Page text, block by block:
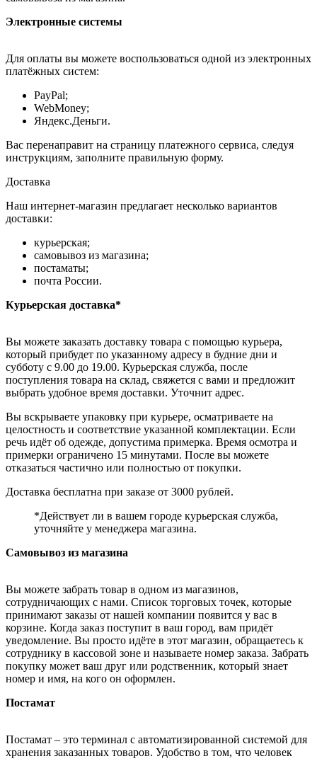
Электронные системы
Для оплаты вы можете воспользоваться одной из электронных
платёжных систем:
PayPal;
WebMoney;
Яндекс.Деньги.
Вас перенаправит на страницу платежного сервиса, следуя
инструкциям, заполните правильную форму.
Доставка
Наш интернет-магазин предлагает несколько вариантов
доставки:
курьерская;
самовывоз из магазина;
постаматы;
почта России.
Курьерская доставка*
Вы можете заказать доставку товара с помощью курьера,
который прибудет по указанному адресу в будние дни и
субботу с 9.00 до 19.00. Курьерская служба, после
поступления товара на склад, свяжется с вами и предложит
выбрать удобное время доставки. Уточнит адрес.
Вы вскрываете упаковку при курьере, осматриваете на
целостность и соответствие указанной комплектации. Если
речь идёт об одежде, допустима примерка. Время осмотра и
примерки ограничено 15 минутами. После вы можете
отказаться частично или полностью от покупки.
Доставка бесплатна при заказе от 3000 рублей.
*Действует ли в вашем городе курьерская служба,
уточняйте у менеджера магазина.
Самовывоз из магазина
Вы можете забрать товар в одном из магазинов,
сотрудничающих с нами. Список торговых точек, которые
принимают заказы от нашей компании появится у вас в
корзине. Когда заказ поступит в ваш город, вам придёт
уведомление. Вы просто идёте в этот магазин, обращаетесь к
сотруднику в кассовой зоне и называете номер заказа. Забрать
покупку может ваш друг или родственник, который знает
номер и имя, на кого он оформлен.
Постамат
Постамат – это терминал с автоматизированной системой для
хранения заказанных товаров. Удобство в том, что человек